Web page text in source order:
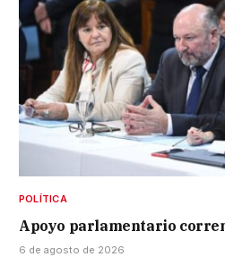
POLÍTICA
Apoyo parlamentario
6 de agosto de 2026